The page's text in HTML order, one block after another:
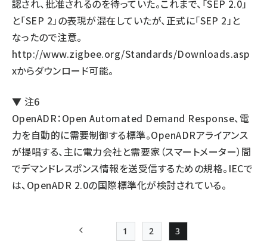
認され、批准されるのを待っていた。これまで、「SEP 2.0」
と「SEP 2」の表現が混在していたが、正式に「SEP 2」と
なったので注意。
http://www.zigbee.org/Standards/Downloads.asp
xからダウンロード可能。
▼ 注6
OpenADR：Open Automated Demand Response、電
力を自動的に需要制御する標準。OpenADRアライアンス
が提唱する、主に電力会社と需要家（スマートメーター）間
でデマンドレスポンス情報を送受信するための規格。IECで
は、OpenADR 2.0の国際標準化が検討されている。
前ページ Page
1
Page
2
Page
3